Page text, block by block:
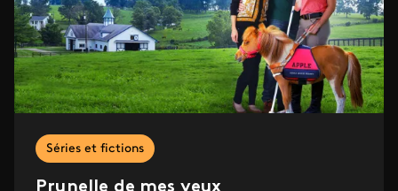
Séries et fictions